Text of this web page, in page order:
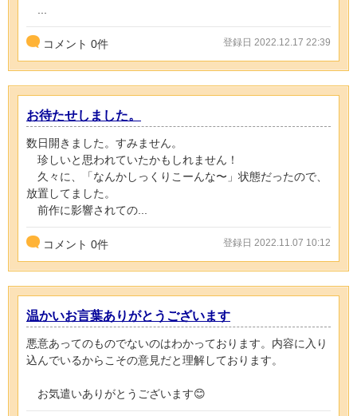
コメント 0件 登録日 2022.12.17 22:39
お待たせしました。
数日開きました。すみません。
珍しいと思われていたかもしれません！
久々に、「なんかしっくりこーんな〜」状態だったので、
放置してました。
前作に影響されての...
コメント 0件 登録日 2022.11.07 10:12
温かいお言葉ありがとうございます
悪意あってのものでないのはわかっております。内容に入り
込んでいるからこその意見だと理解しております。
お気遣いありがとうございます😊